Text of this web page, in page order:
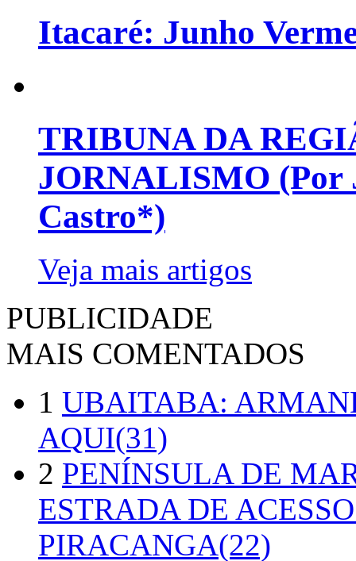
Itacaré: Junho
TRIBUNA DA
JORNALISMO (Por
Castro*)
Veja mais artigos
PUBLICIDADE
MAIS COMENTADOS
1 UBAITABA:
AQUI(31)
2 PENÍNSULA DE
ESTRADA DE
PIRACANGA(22)